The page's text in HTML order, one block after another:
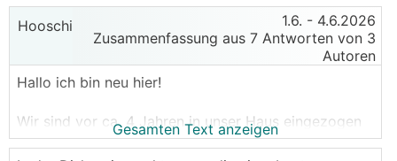
Hooschi 1.6. - 4.6.2026
Zusammenfassung aus 7 Antworten von 3
Autoren
Hallo ich bin neu hier!
Wir sind vor ca. 4 Jahren in unser Haus eingezogen
und durch Zufall ist mir jetzt folgendes Aufgefallen.
Gesamten Text anzeigen